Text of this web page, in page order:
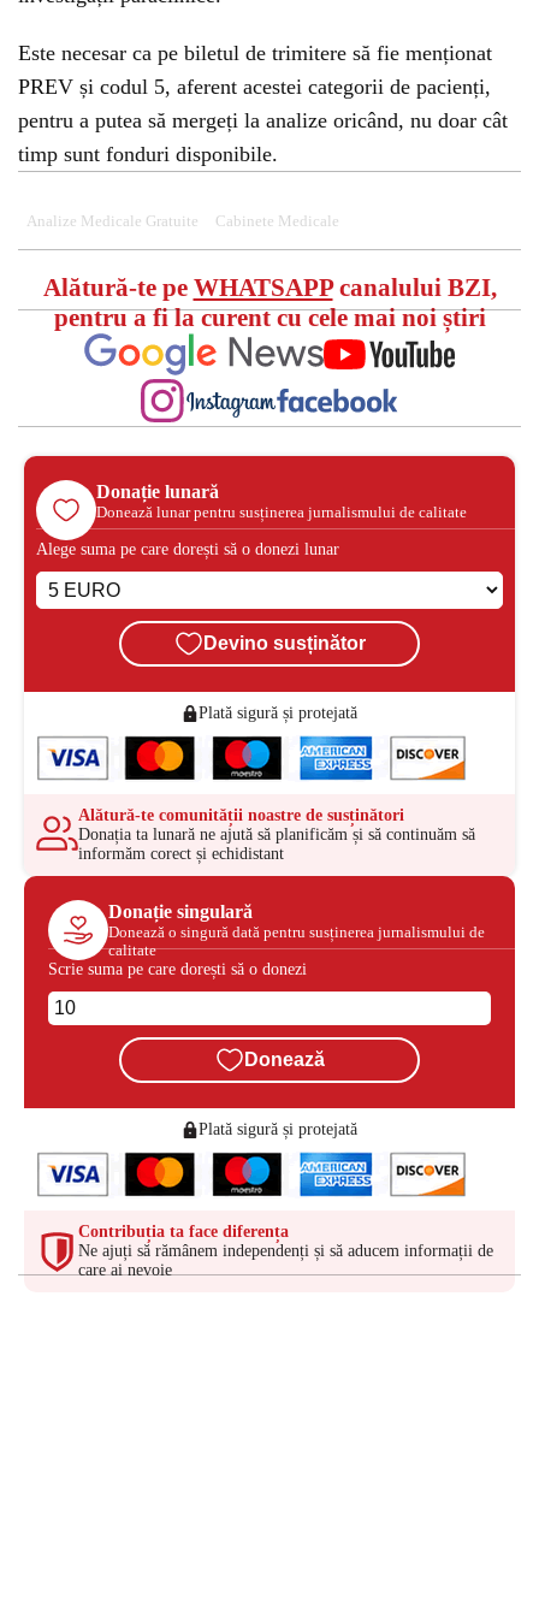
Este necesar ca pe biletul de trimitere să fie menționat
PREV și codul 5, aferent acestei categorii de pacienți,
pentru a putea să mergeți la analize oricând, nu doar cât
timp sunt fonduri disponibile.
Analize Medicale Gratuite Cabinete Medicale
Alătură-te pe WHATSAPPcanalului BZI,
pentru a fi la curent cu cele mai noi știri
Donație lunară
Donează lunar pentru susținerea jurnalismului de calitate
Alege suma pe care dorești să o donezi lunar
Devino susținător
Plată sigură și protejată
Alătură-te comunității noastre de susținători
Donația ta lunară ne ajută să planificăm și să continuăm să
informăm corect și echidistant
Donație singulară
Donează o singură dată pentru susținerea jurnalismului de
calitate
Scrie suma pe care dorești să o donezi
Donează
Plată sigură și protejată
Contribuția ta face diferența
Ne ajuți să rămânem independenți și să aducem informații de
care ai nevoie